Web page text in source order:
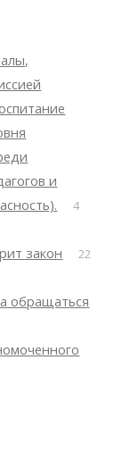
и
4
закон
22
обращаться